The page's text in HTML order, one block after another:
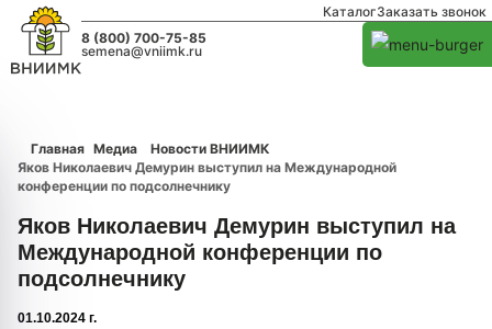
КаталогЗаказать звонок
8 (800) 700-75-85
semena@vniimk.ru
Главная Медиа
Новости ВНИИМК
Яков Николаевич Демурин выступил на Международной
конференции по подсолнечнику
Яков Николаевич Демурин выступил на
Международной конференции по
подсолнечнику
01.10.2024 г.